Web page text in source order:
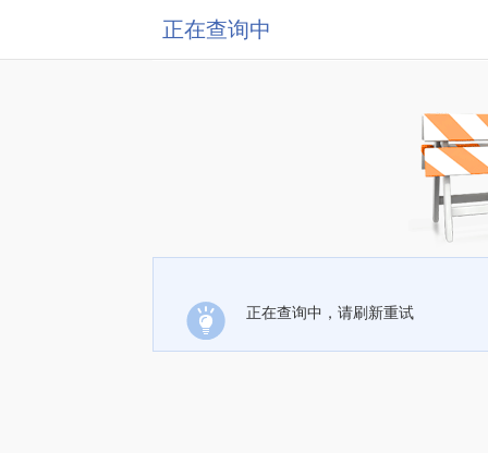
正在查询中
正在查询中，请刷新重试